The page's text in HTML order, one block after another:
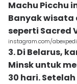
Machu Picchu
Banyak wisata
seperti Sacred
instagram.com/
3. Di Belarus,
Minsk untuk
30 hari.